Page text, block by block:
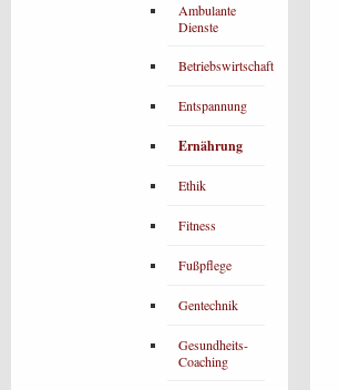
Ambulante
Dienste
Betriebswirtschaft
Entspannung
Ernährung
Ethik
Fitness
Fußpflege
Gentechnik
Gesundheits-
Coaching